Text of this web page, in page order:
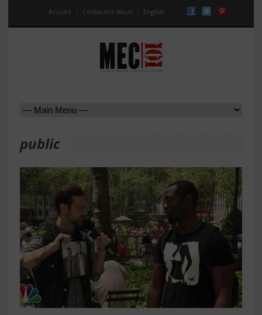
Accueil Contactez-Nous English
public